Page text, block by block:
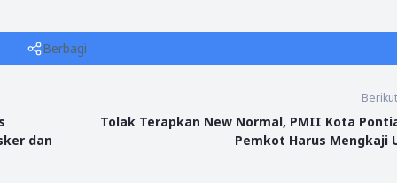
Berbagi
dan
Tolak Terapkan New Normal, PMII Kota
Pemkot Harus Mengkaji